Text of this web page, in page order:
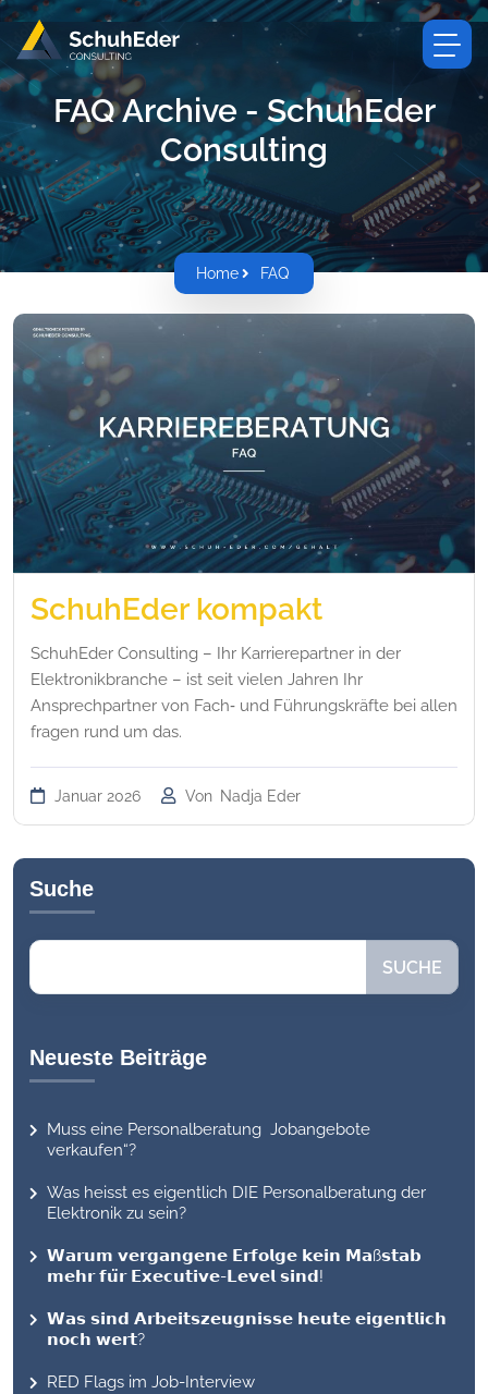
FAQ Archive - SchuhEder
Consulting
Home FAQ
SchuhEder kompakt
SchuhEder Consulting – Ihr Karrierepartner in der
Elektronikbranche – ist seit vielen Jahren Ihr
Ansprechpartner von Fach‑ und Führungskräfte bei allen
fragen rund um das.
Januar 2026 Von Nadja Eder
Suche
Suchen SUCHE
Neueste Beiträge
Muss eine Personalberatung Jobangebote
verkaufen“?
Was heisst es eigentlich DIE Personalberatung der
Elektronik zu sein?
𝗪𝗮𝗿𝘂𝗺 𝘃𝗲𝗿𝗴𝗮𝗻𝗴𝗲𝗻𝗲 𝗘𝗿𝗳𝗼𝗹𝗴𝗲 𝗸𝗲𝗶𝗻 𝗠𝗮ß𝘀𝘁𝗮𝗯
𝗺𝗲𝗵𝗿 𝗳𝘂̈𝗿 𝗘𝘅𝗲𝗰𝘂𝘁𝗶𝘃𝗲-𝗟𝗲𝘃𝗲𝗹 𝘀𝗶𝗻𝗱!
𝗪𝗮𝘀 𝘀𝗶𝗻𝗱 𝗔𝗿𝗯𝗲𝗶𝘁𝘀𝘇𝗲𝘂𝗴𝗻𝗶𝘀𝘀𝗲 𝗵𝗲𝘂𝘁𝗲 𝗲𝗶𝗴𝗲𝗻𝘁𝗹𝗶𝗰𝗵
𝗻𝗼𝗰𝗵 𝘄𝗲𝗿𝘁?
RED Flags im Job-Interview